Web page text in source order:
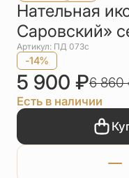
Нательная
Саровский»
Артикул: ПД 073с
-14%
5 900 ₽6 860
Есть в наличии